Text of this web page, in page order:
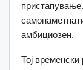
амбициозен.
Тој